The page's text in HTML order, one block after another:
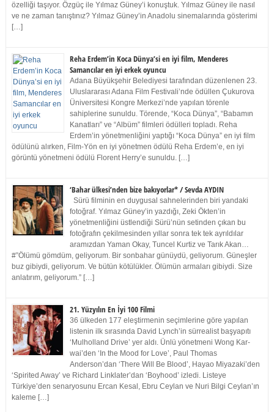
özelliği taşıyor. Özgüç ile Yılmaz Güney’i konuştuk. Yılmaz Güney ile nasıl
ve ne zaman tanıştınız? Yılmaz Güney’in Anadolu sinemalarında gösterimi
[…]
Reha Erdem’in Koca Dünya’si en iyi film, Menderes
Samancılar en iyi erkek oyuncu
Adana Büyükşehir Belediyesi tarafından düzenlenen 23.
Uluslararası Adana Film Festivali’nde ödüllen Çukurova
Üniversitesi Kongre Merkezi’nde yapılan törenle
sahiplerine sunuldu. Törende, “Koca Dünya”, “Babamın
Kanatları” ve “Albüm” filmleri ödülleri topladı. Reha
Erdem’in yönetmenliğini yaptığı “Koca Dünya” en iyi film
ödülünü alırken, Film-Yön en iyi yönetmen ödülü Reha Erdem’e, en iyi
görüntü yönetmeni ödülü Florent Herry’e sunuldu. […]
‘Bahar ülkesi’nden bize bakıyorlar* / Sevda AYDIN
Sürü filminin en duygusal sahnelerinden biri yandaki
fotoğraf. Yılmaz Güney’in yazdığı, Zeki Ökten’in
yönetmenliğini üstlendiği Sürü’nün setinden çıkan bu
fotoğrafın çekilmesinden yıllar sonra tek tek ayrıldılar
aramızdan Yaman Okay, Tuncel Kurtiz ve Tarık Akan…
#”Ölümü gömdüm, geliyorum. Bir sonbahar günüydü, geliyorum. Güneşler
buz gibiydi, geliyorum. Ve bütün kötülükler. Ölümün armaları gibiydi. Size
anlatırım, geliyorum.” […]
21. Yüzyılın En İyi 100 Filmi
36 ülkeden 177 eleştirmenin seçimlerine göre yapılan
listenin ilk sırasında David Lynch’in sürrealist başyapıtı
‘Mulholland Drive’ yer aldı. Ünlü yönetmeni Wong Kar-
wai’den ‘In the Mood for Love’, Paul Thomas
Anderson’dan ‘There Will Be Blood’, Hayao Miyazaki’den
‘Spirited Away’ ve Richard Linklater’dan ‘Boyhood’ izledi. Listeye
Türkiye’den senaryosunu Ercan Kesal, Ebru Ceylan ve Nuri Bilgi Ceylan’ın
kaleme […]